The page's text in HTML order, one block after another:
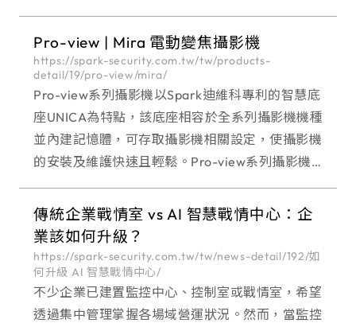
有義大利風格的設計，兼具優雅外觀和高性能，在
各方面達到完美平衡。
Pro-view | Mira 電動變焦攝影機
https://spark-security.com.tw/tw/products-
detail/19/pro-view/mira/
Pro-view系列攝影機以Spark迪維科專利的智慧底
座UNICA為特點，該底座相容於全系列攝影機機種
並內建記憶體，可存取攝影機相關設定，使攝影機
的安裝及維護快速且輕鬆。Pro-view系列攝影機具
有義大利風格的設計，兼具優雅外觀和高性能，在
各方面達到完美平衡。
傳統企業戰情室 vs AI 智慧戰情中心：企
業該如何升級？
https://spark-security.com.tw/tw/news-detail/192/如
何升級 AI 智慧戰情中心/
不少企業已建置監控中心、控制室或戰情室，希望
透過集中管理掌握各場域營運狀況。然而，當監控